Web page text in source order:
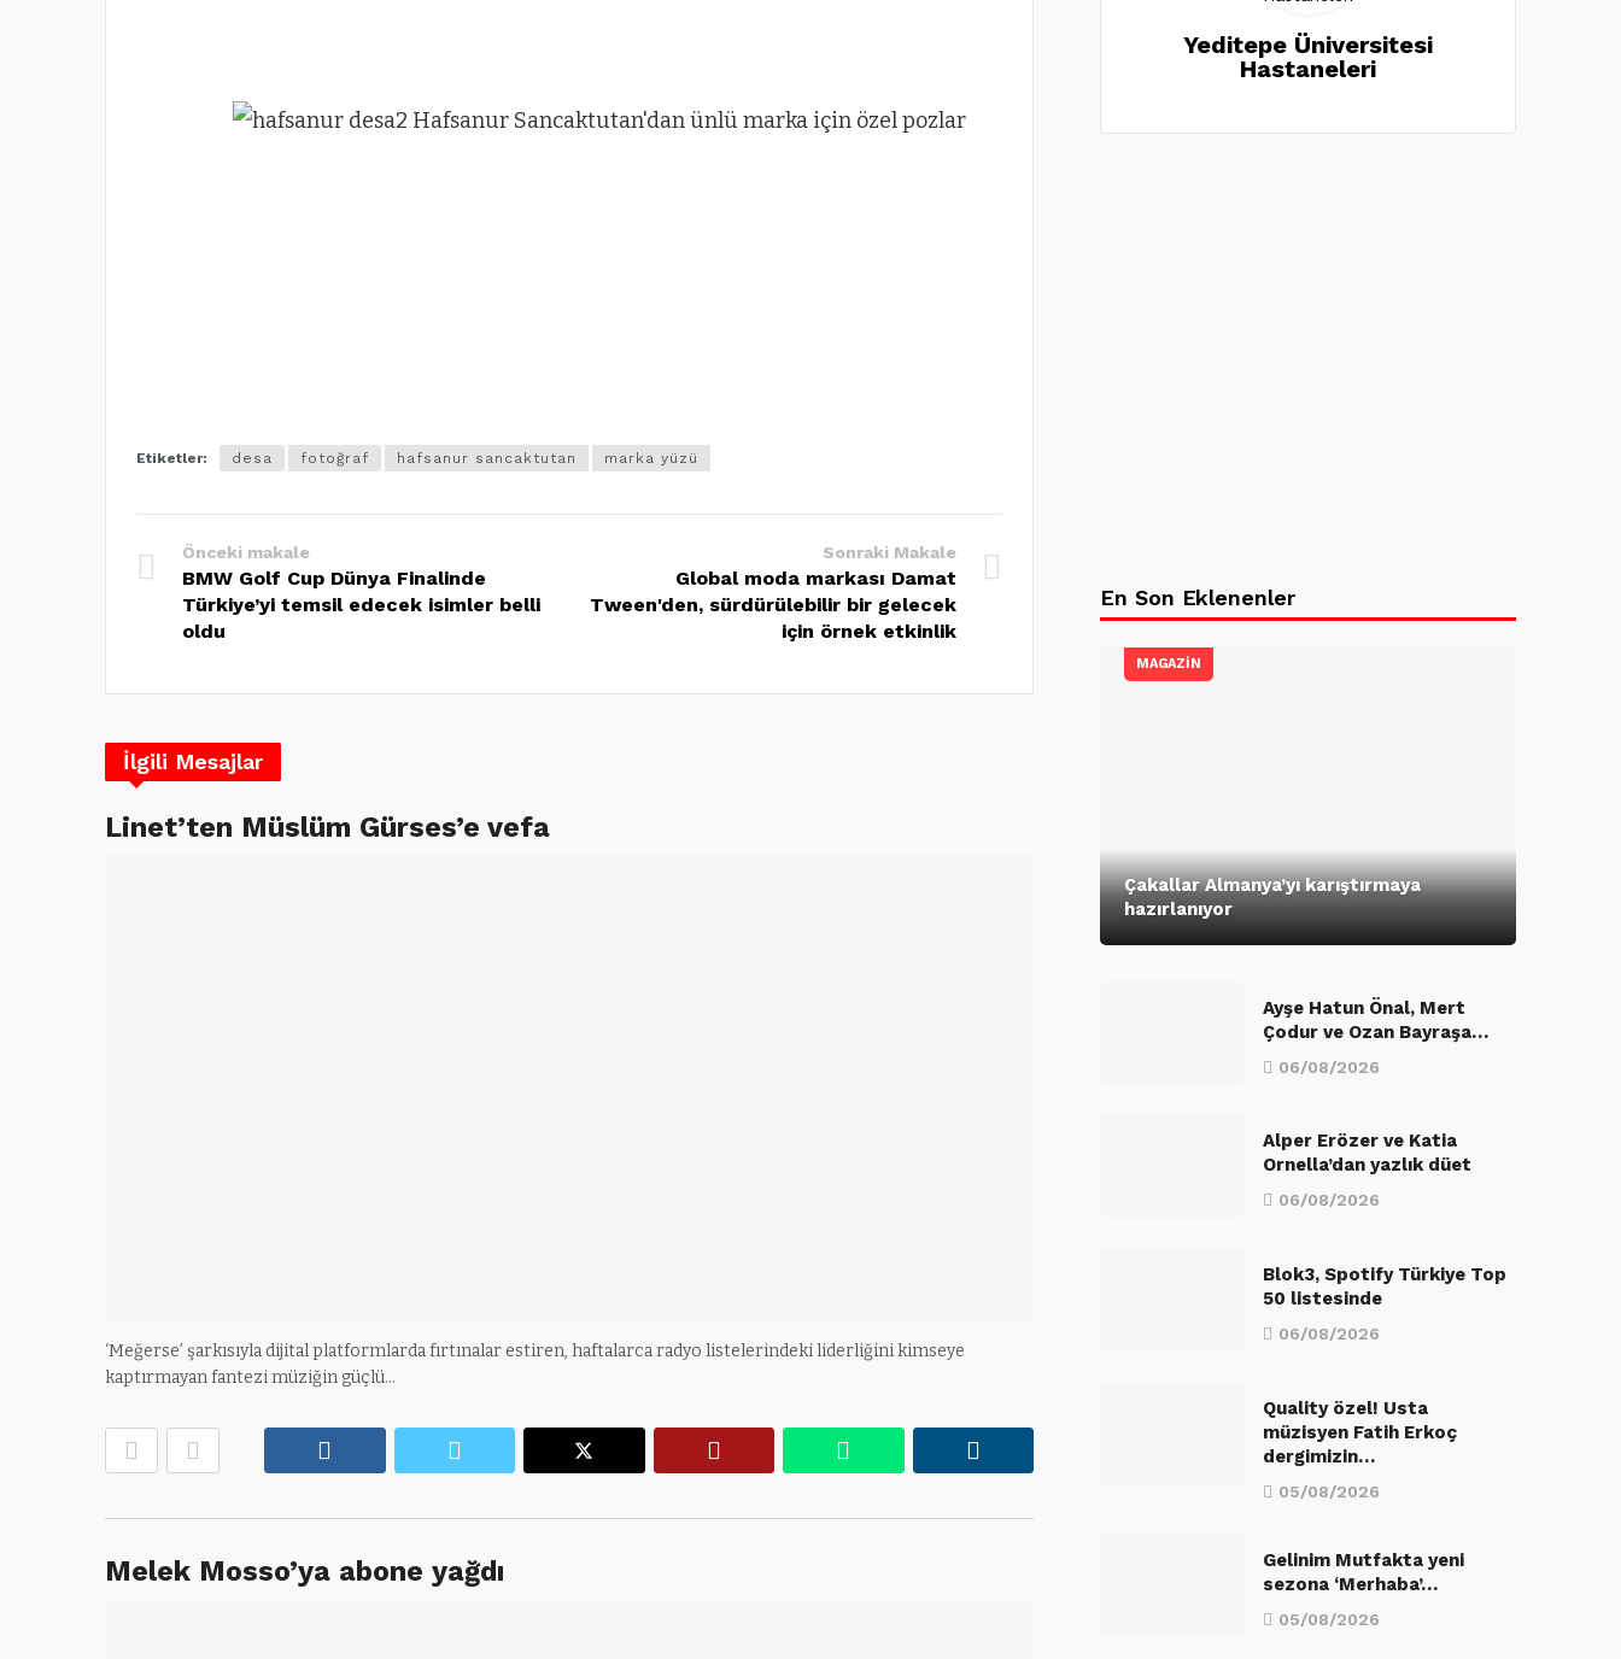
Etiketler: desa fotoğraf hafsanur sancaktutan marka yüzü
Önceki makale
BMW Golf Cup Dünya Finalinde
Türkiye’yi temsil edecek isimler belli
oldu
Sonraki Makale
Global moda markası Damat
Tween'den, sürdürülebilir bir gelecek
için örnek etkinlik
İlgili Mesajlar
Linet’ten Müslüm Gürses’e vefa
‘Meğerse’ şarkısıyla dijital platformlarda fırtınalar estiren, haftalarca radyo listelerindeki liderliğini kimseye
kaptırmayan fantezi müziğin güçlü…
Melek Mosso’ya abone yağdı
Yeditepe Üniversitesi
Hastaneleri
En Son Eklenenler
MAGAZİN
Çakallar Almanya’yı karıştırmaya
hazırlanıyor
Ayşe Hatun Önal, Mert
Çodur ve Ozan Bayraşa…
06/08/2026
Alper Erözer ve Katia
Ornella’dan yazlık düet
06/08/2026
Blok3, Spotify Türkiye Top
50 listesinde
06/08/2026
Quality özel! Usta
müzisyen Fatih Erkoç
dergimizin…
05/08/2026
Gelinim Mutfakta yeni
sezona ‘Merhaba’…
05/08/2026